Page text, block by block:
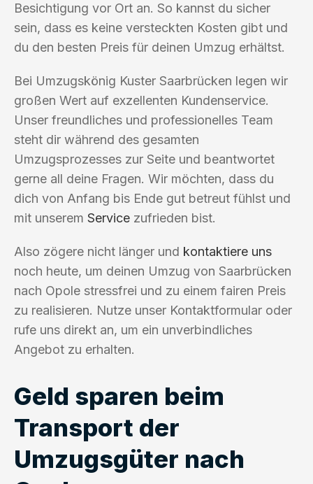
Besichtigung vor Ort an. So kannst du sicher
sein, dass es keine versteckten Kosten gibt und
du den besten Preis für deinen Umzug erhältst.
Bei Umzugskönig Kuster Saarbrücken legen wir
großen Wert auf exzellenten Kundenservice.
Unser freundliches und professionelles Team
steht dir während des gesamten
Umzugsprozesses zur Seite und beantwortet
gerne all deine Fragen. Wir möchten, dass du
dich von Anfang bis Ende gut betreut fühlst und
mit unserem Service zufrieden bist.
Also zögere nicht länger und kontaktiere uns
noch heute, um deinen Umzug von Saarbrücken
nach Opole stressfrei und zu einem fairen Preis
zu realisieren. Nutze unser Kontaktformular oder
rufe uns direkt an, um ein unverbindliches
Angebot zu erhalten.
Geld sparen beim
Transport der
Umzugsgüter nach